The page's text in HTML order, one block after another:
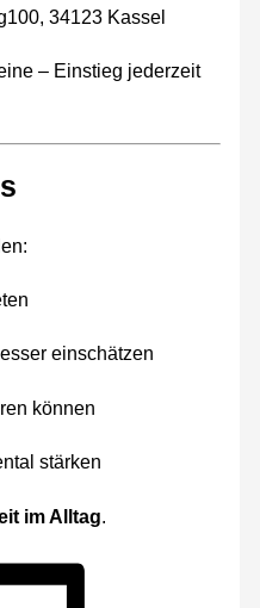
34123 Kassel
– Einstieg jederzeit
einschätzen
können
stärken
im Alltag